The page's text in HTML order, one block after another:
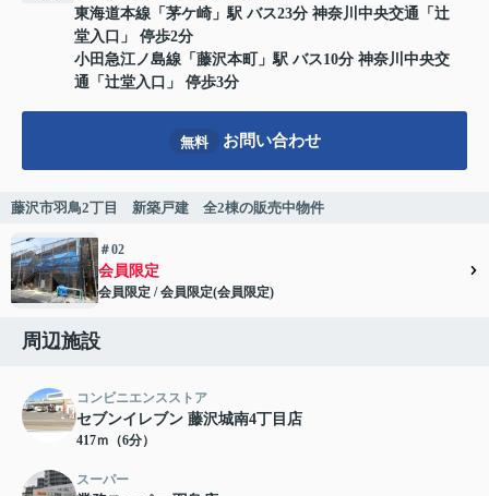
東海道本線 「 茅ケ崎 」駅 バス23分 神奈川中央交通「辻
堂入口」 停歩2分
小田急江ノ島線 「 藤沢本町
」駅 バス10分 神奈川中央交
通「辻堂入口」 停歩3分
無料 お問い合わせ
藤沢市羽鳥2丁目 新築戸建 全2棟の販売中物件
＃02
会員限定
会員限定 /会員限定(会員限定)
周辺施設
コンビニエンスストア
セブンイレブン 藤沢城南4丁目店
417ｍ（6分）
スーパー